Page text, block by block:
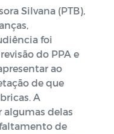
Silvana (PTB),
foi
do PPA e
ao
de que
A
delas
de